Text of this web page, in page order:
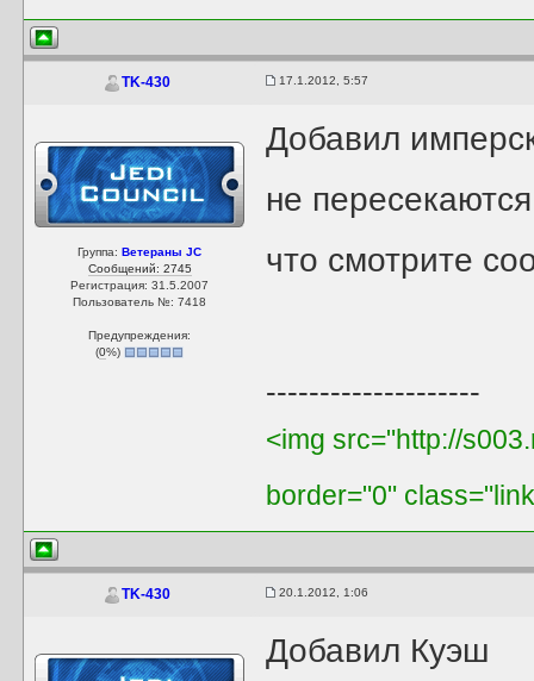
TK-430 17.1.2012, 5:57
Группа:Ветераны JC
Сообщений: 2745
Регистрация: 31.5.2007
Пользователь №: 7418
Предупреждения:
(0%)
Добавил
не
что смотрите
--------------------
<img src="http://
border="0"
TK-430 20.1.2012, 1:06
Добавил Куэш